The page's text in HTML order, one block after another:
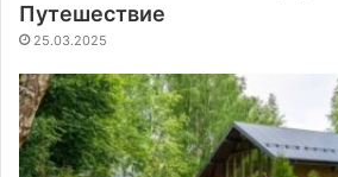
Путешествие
25.03.2025